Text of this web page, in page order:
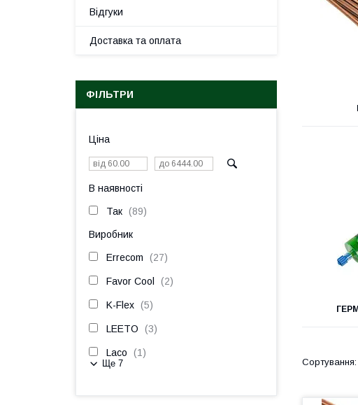
Відгуки
Доставка та оплата
ФІЛЬТРИ
Ціна
В наявності
Так 89
Виробник
Errecom 27
Favor Cool 2
K-Flex 5
LEETO 3
Laco 1
Ще 7